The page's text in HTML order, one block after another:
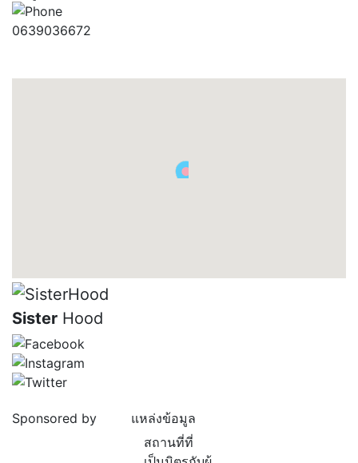
0639036672
Sister Hood
Sponsored by
แหล่งข้อมูล
สถานที่ที่